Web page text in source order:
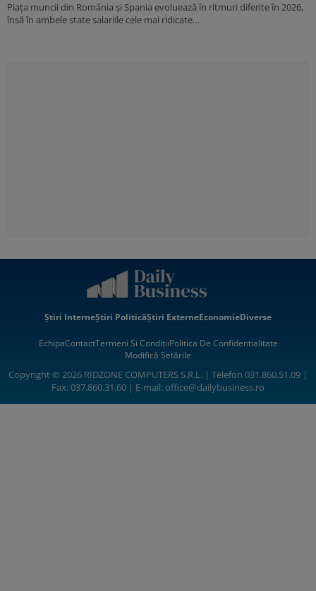
Piața muncii din România și Spania evoluează în ritmuri diferite în 2026,
însă în ambele state salariile cele mai ridicate…
Știri InterneȘtiri PoliticăȘtiri ExterneEconomieDiverse
EchipaContactTermeni Si CondițiiPolitica De Confidentialitate
Modifică Setările
Copyright © 2026 RIDZONE COMPUTERS S.R.L. | Telefon 031.860.51.09 |
Fax: 037.860.31.60 | E-mail:office@dailybusiness.ro